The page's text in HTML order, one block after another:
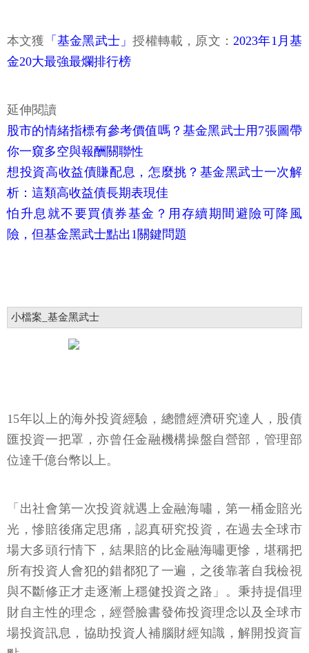
本文獲 「基金黑武士」授權轉載，原文：2023年1月基
金20大最強最爛排行榜
延伸閱讀
股市的情緒指標有參考價值嗎？基金黑武士用7張圖帶
你一窺多空與報酬關聯性
想投資高收益債賺配息，怎麼挑？基金黑武士一次解
析：這類高收益債長期表現佳
怕升息就不要買債券基金？用存續期間避險可降風
險，但基金黑武士點出1關鍵問題
小檔案_基金黑武士
15年以上的海外投資經驗，總體經濟研究達人，股債
匯投資一把罩，亦曾任金融機構操盤自營部，管理部
位達千億台幣以上。
「出社會第一次投資就遇上金融海嘯，第一桶金賠光
光，慘賠後痛定思痛，認真研究投資，在過去全球市
場大多頭行情下，結果賠的比金融海嘯更慘，堪稱把
所有投資人會犯的錯都犯了一遍，之後靠著自我檢視
與不斷修正才走逐漸上穩健投資之路」。秉持提倡理
財自主性的理念，經營臉書發佈投資理念以及全球市
場投資訊息，協助投資人補腦財經知識，解開投資盲